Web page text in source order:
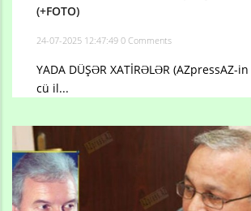
(+FOTO)
24-07-2025 12:47:49 0 Comments
YADA DÜŞƏR XATİRƏLƏR (AZpressAZ-
cü il...